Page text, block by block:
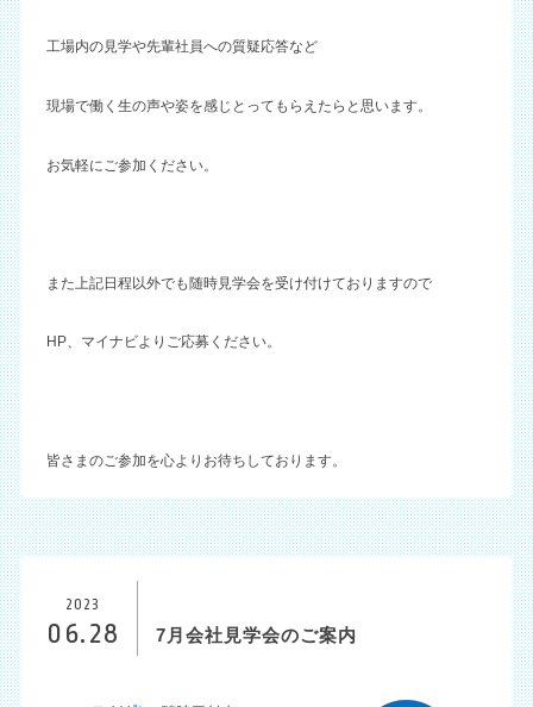
工場内の見学や先輩社員への質疑応答など
現場で働く生の声や姿を感じとってもらえたらと思います。
お気軽にご参加ください。
また上記日程以外でも随時見学会を受け付けておりますので
HP、マイナビよりご応募ください。
皆さまのご参加を心よりお待ちしております。
2023
06.28 7月会社見学会のご案内